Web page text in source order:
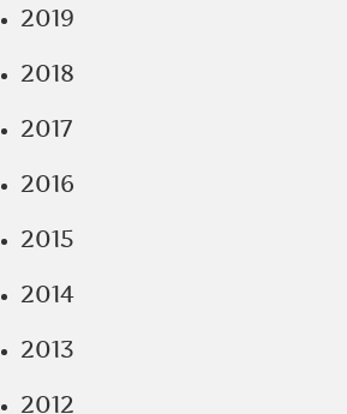
2019
2018
2017
2016
2015
2014
2013
2012